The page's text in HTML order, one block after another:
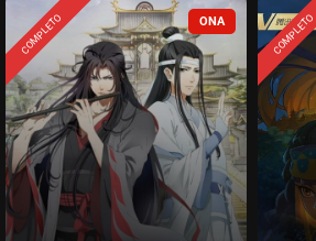
ASSISTIDO
ASSISTIDO
EPISÓDIO 05
setembro 15, 2020
ASSISTIDO
EPISÓDIO 04
setembro 15, 2020
COMPLETO COMPLETO